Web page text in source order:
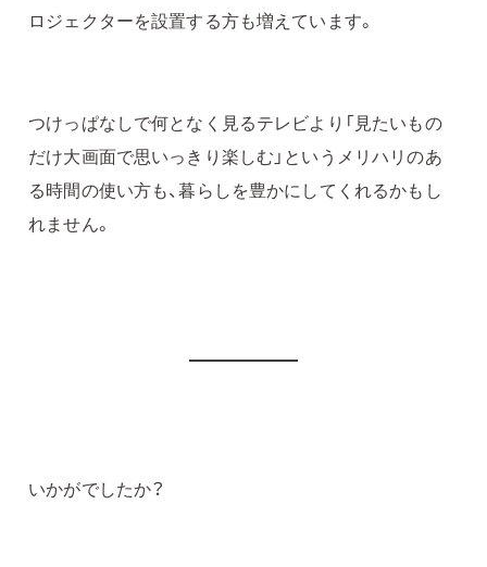
ロジェクターを設置する方も増えています。
つけっぱなしで何となく見るテレビより「見たいもの
だけ大画面で思いっきり楽しむ」というメリハリのあ
る時間の使い方も、暮らしを豊かにしてくれるかもし
れません。
いかがでしたか？